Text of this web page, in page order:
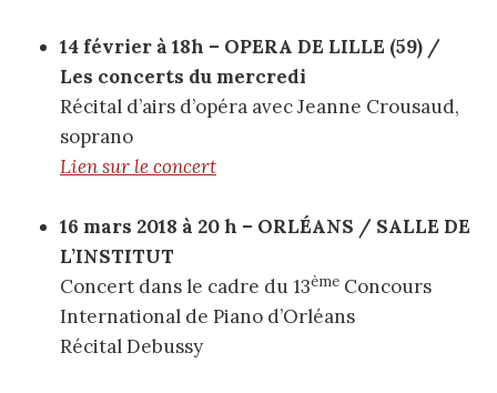
14 février à 18h – OPERA DE LILLE (59) /
Les concerts du mercredi
Récital d’airs d’opéra avec Jeanne Crousaud,
soprano
Lien sur le concert
16 mars 2018 à 20 h – ORLÉANS / SALLE DE
L’INSTITUT
Concert dans le cadre du 13ème Concours
International de Piano d’Orléans
Récital Debussy